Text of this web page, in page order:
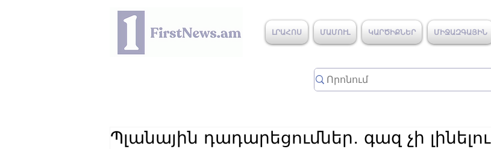
ԼՐԱՀՈՍ ՄԱՄՈՒԼ ԿԱՐԾԻՔՆԵՐ ՄԻՋԱԶԳԱՅԻՆ
Պլանային դադարեցումներ․ գազ չի լինելու